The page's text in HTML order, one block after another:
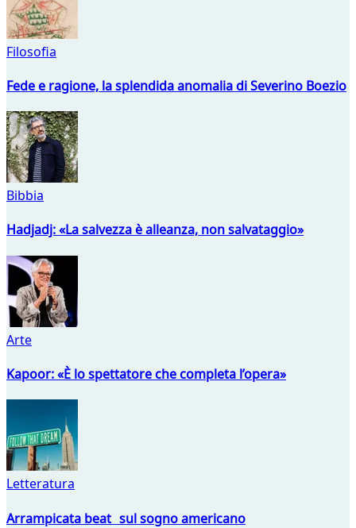
Filosofia
Fede e ragione, la splendida anomalia di Severino Boezio
Bibbia
Hadjadj: «La salvezza è alleanza, non salvataggio»
Arte
Kapoor: «È lo spettatore che completa l’opera»
Letteratura
Arrampicata beat sul sogno americano